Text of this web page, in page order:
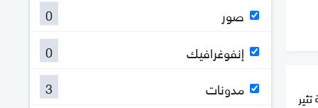
صور
0
إنفوغرافيك
0
مدونات
3